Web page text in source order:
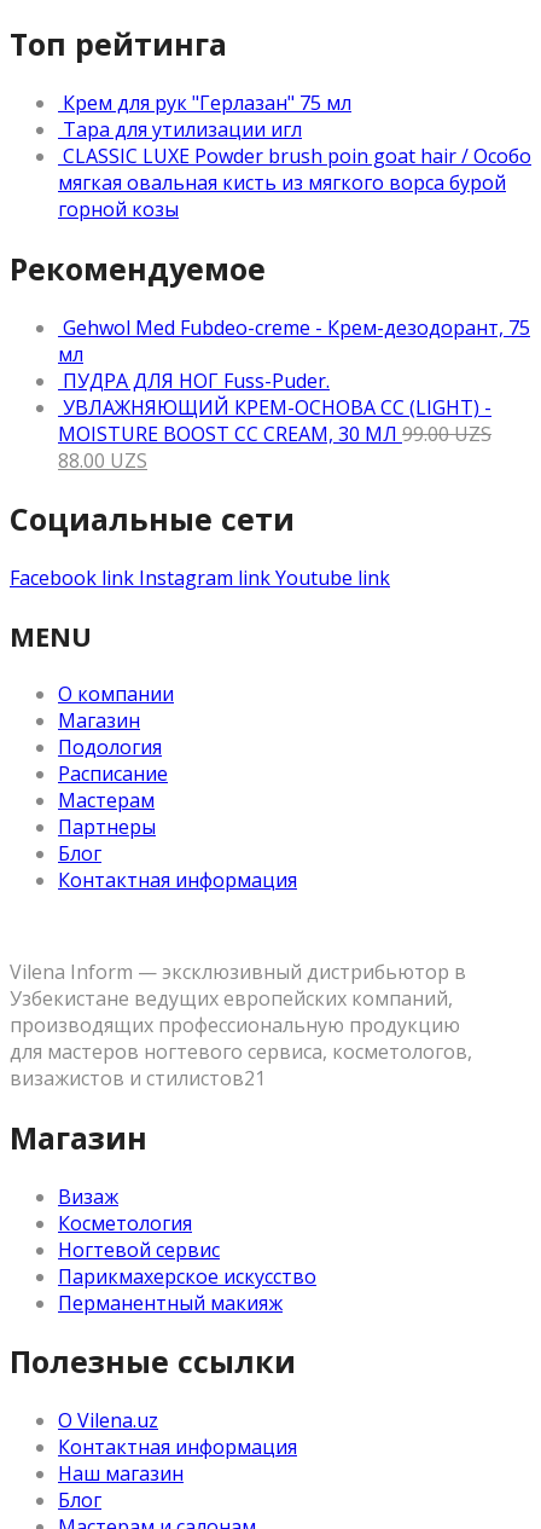
Топ рейтинга
Крем для рук "Герлазан" 75 мл
Тара для утилизации игл
CLASSIC LUXE Powder brush poin goat hair / Особо
мягкая овальная кисть из мягкого ворса бурой
горной козы
Рекомендуемое
Gehwol Med Fubdeo-creme - Крем-дезодорант, 75
мл
ПУДРА ДЛЯ НОГ Fuss-Puder.
УВЛАЖНЯЮЩИЙ КРЕМ-ОСНОВА CC (LIGHT) -
MOISTURE BOOST CC CREAM, 30 МЛ 99.00UZS
88.00 UZS
Социальные сети
Facebook link Instagram linkYoutube link
MENU
О компании
Магазин
Подология
Расписание
Мастерам
Партнеры
Блог
Контактная информация
Vilena Inform — эксклюзивный дистрибьютор в
Узбекистане ведущих европейских компаний,
производящих профессиональную продукцию
для мастеров ногтевого сервиса, косметологов,
визажистов и стилистов21
Магазин
Визаж
Косметология
Ногтевой сервис
Парикмахерское искусство
Перманентный макияж
Полезные ссылки
О Vilena.uz
Контактная информация
Наш магазин
Блог